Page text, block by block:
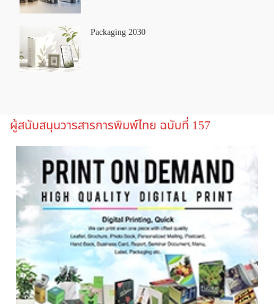
Packaging 2030
ผู้สนับสนุนวารสารการพิมพ์ไทย ฉบับที่ 157